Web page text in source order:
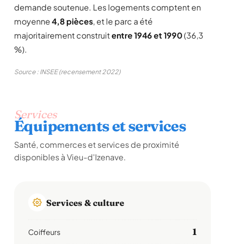
demande soutenue. Les logements comptent en
moyenne4,8 pièces, et le parc a été
majoritairement construitentre 1946 et 1990(36,3
%).
Source : INSEE (recensement 2022)
Services
Équipements et services
Santé, commerces et services de proximité
disponibles à Vieu-d'Izenave.
Services & culture
Coiffeurs 1